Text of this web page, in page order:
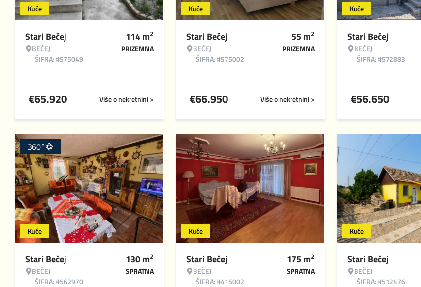
Kuće
Stari Bečej
BEČEJ
ŠIFRA: #575049
114m2
PRIZEMNA
Više o nekretnini >
€65.920
Kuće
Stari Bečej
BEČEJ
ŠIFRA: #575002
55m2
PRIZEMNA
Više o nekretnini >
€66.950
Kuće
Stari Bečej
BEČEJ
ŠIFRA: #572883
€56.650
Kuće
360°
Stari Bečej
BEČEJ
ŠIFRA: #562970
130m2
SPRATNA
Kuće
Stari Bečej
BEČEJ
ŠIFRA: #415002
175m2
SPRATNA
Kuće
Stari Bečej
BEČEJ
ŠIFRA: #512476